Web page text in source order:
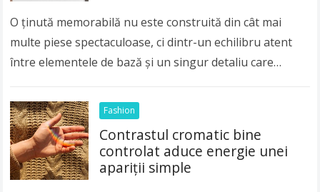
O ținută memorabilă nu este construită din cât mai
multe piese spectaculoase, ci dintr-un echilibru atent
între elementele de bază și un singur detaliu care
Fashion
Contrastul cromatic bine
controlat aduce energie unei
apariții simple